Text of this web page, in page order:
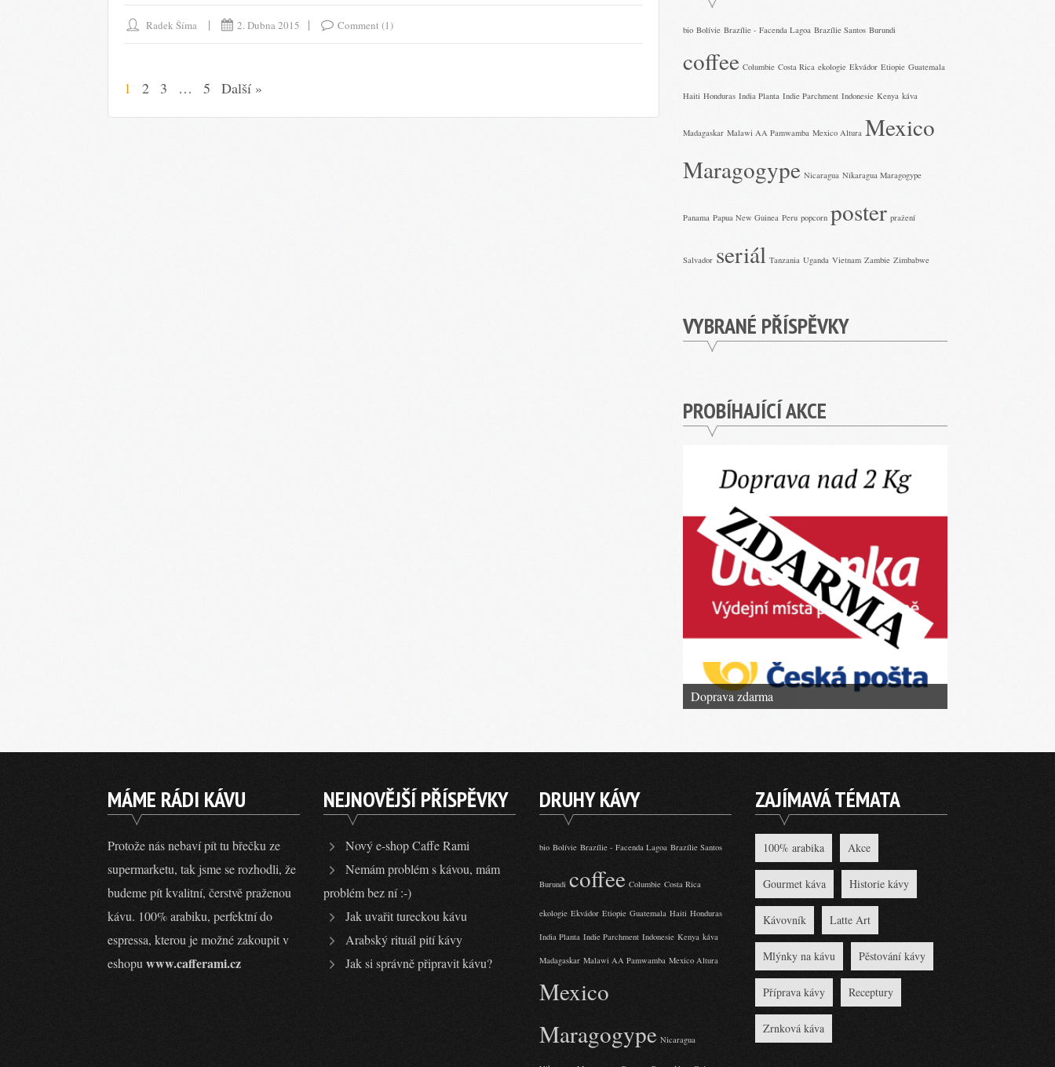
Radek Šíma 2. Dubna 2015 Comment (1)
1 2 3 … 5 Další »
bio Bolívie Brazílie - Facenda Lagoa Brazílie Santos Burundi
coffee Columbie Costa Rica ekologie Ekvádor Etiopie Guatemala
Haiti Honduras India Planta Indie Parchment Indonesie Kenya káva
Madagaskar Malawi AA Pamwamba Mexico Altura Mexico
Maragogype Nicaragua Nikaragua Maragogype
Panama Papua New Guinea Peru popcorn poster pražení
Salvador seriál Tanzania Uganda Vietnam Zambie Zimbabwe
VYBRANÉ PŘÍSPĚVKY
PROBÍHAJÍCÍ AKCE
Doprava zdarma
MÁME RÁDI KÁVU
Protože nás nebaví pít tu břečku ze
supermarketu, tak jsme se rozhodli, že
budeme pít kvalitní, čerstvě praženou
kávu. 100% arabiku, perfektní do
espressa, kterou je možné zakoupit v
eshopuwww.cafferami.cz
NEJNOVĚJŠÍ PŘÍSPĚVKY
Nový e-shop Caffe Rami
Nemám problém s kávou, mám
problém bez ní :-)
Jak uvařit tureckou kávu
Arabský rituál pití kávy
Jak si správně připravit kávu?
DRUHY KÁVY
bio Bolívie Brazílie - Facenda Lagoa Brazílie Santos
Burundi coffee Columbie Costa Rica
ekologie Ekvádor Etiopie Guatemala Haiti Honduras
India Planta Indie Parchment Indonesie Kenya káva
Madagaskar Malawi AA Pamwamba Mexico Altura
Mexico
Maragogype Nicaragua
ZAJÍMAVÁ TÉMATA
100% arabika Akce
Gourmet káva Historie kávy
Kávovník Latte Art
Mlýnky na kávu Pěstování kávy
Příprava kávy Receptury
Zrnková káva